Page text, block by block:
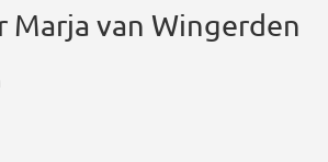
van Wingerden